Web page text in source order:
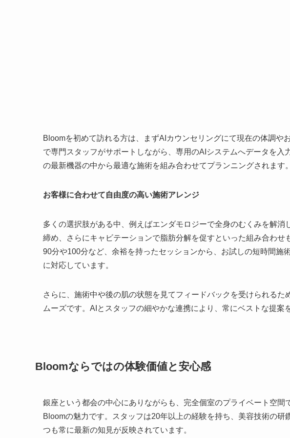
Bloomを初めて訪れる方は、まずAIカウンセリングにて現在の体調や
で専門スタッフがサポートしながら、専用のAIシステムへデータを入
の最新機器の中から最適な施術を組み合わせてプランニングされます。
お客様に合わせて自由度の高い施術アレンジ
多くの選択肢がある中、例えばエンダモロジーで全身のむくみを解消
締め、さらにキャビテーションで脂肪分解を促すといった組み合わせ
90分や100分など、余裕を持ったセッションから、お試しの短時間施
に対応しています。
さらに、施術中や後の肌の状態を見てフィードバックを受けられるた
ムーズです。AIとスタッフの細やかな連携により、常にベストな提案
Bloomならではの体験価値と安心感
銀座という都会の中心にありながらも、完全個室のプライベート空間
Bloomの魅力です。スタッフは20年以上の経験を持ち、美容技術の研
つも常に最新の知見が反映されています。